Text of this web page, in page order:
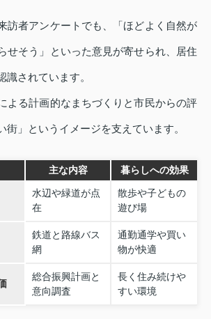
訪者アンケートでも、「ほどよく自然が
せそう」といった意見が寄せられ、居住
識されています。
よる計画的なまちづくりと市民からの評
街」というイメージを支えています。
主な内容 暮らしへの効果
水辺や緑道が点
在
散歩や子どもの
遊び場
鉄道と路線バス
網
通勤通学や買い
物が快適
総合振興計画と
意向調査
長く住み続けや
すい環境